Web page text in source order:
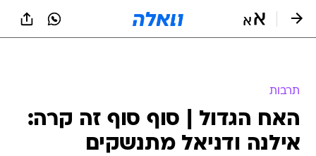
תרבות
האח הגדול | סוף סוף זה קרה:
אילנה ודניאל מתנשקים